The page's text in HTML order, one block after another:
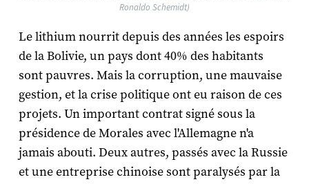
Ronaldo Schemidt)
Le lithium nourrit depuis des années les espoirs
de la Bolivie, un pays dont 40% des habitants
sont pauvres. Mais la corruption, une mauvaise
gestion, et la crise politique ont eu raison de ces
projets. Un important contrat signé sous la
présidence de Morales avec l'Allemagne n'a
jamais abouti. Deux autres, passés avec la Russie
et une entreprise chinoise sont paralysés par la